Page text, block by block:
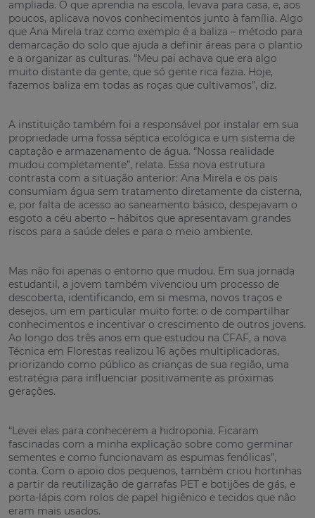
ampliada. O que aprendia na escola, levava para casa, e, aos
poucos, aplicava novos conhecimentos junto à família. Algo
que Ana Mirela traz como exemplo é a baliza – método para
demarcação do solo que ajuda a definir áreas para o plantio
e a organizar as culturas. “Meu pai achava que era algo
muito distante da gente, que só gente rica fazia. Hoje,
fazemos baliza em todas as roças que cultivamos”, diz.
A instituição também foi a responsável por instalar em sua
propriedade uma fossa séptica ecológica e um sistema de
captação e armazenamento de água. “Nossa realidade
mudou completamente”, relata. Essa nova estrutura
contrasta com a situação anterior: Ana Mirela e os pais
consumiam água sem tratamento diretamente da cisterna,
e, por falta de acesso ao saneamento básico, despejavam o
esgoto a céu aberto – hábitos que apresentavam grandes
riscos para a saúde deles e para o meio ambiente.
Mas não foi apenas o entorno que mudou. Em sua jornada
estudantil, a jovem também vivenciou um processo de
descoberta, identificando, em si mesma, novos traços e
desejos, um em particular muito forte: o de compartilhar
conhecimentos e incentivar o crescimento de outros jovens.
Ao longo dos três anos em que estudou na CFAF, a nova
Técnica em Florestas realizou 16 ações multiplicadoras,
priorizando como público as crianças de sua região, uma
estratégia para influenciar positivamente as próximas
gerações.
“Levei elas para conhecerem a hidroponia. Ficaram
fascinadas com a minha explicação sobre como germinar
sementes e como funcionavam as espumas fenólicas”,
conta. Com o apoio dos pequenos, também criou hortinhas
a partir da reutilização de garrafas PET e botijões de gás, e
porta-lápis com rolos de papel higiênico e tecidos que não
eram mais usados.